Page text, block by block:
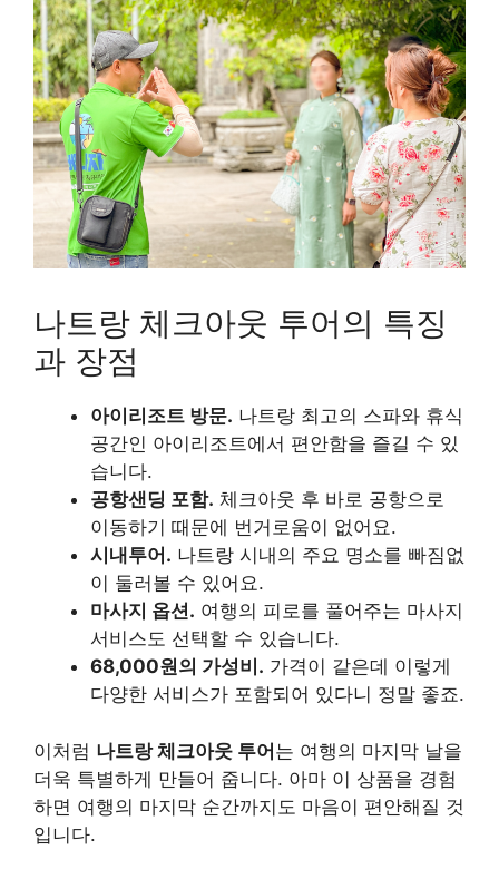
나트랑 체크아웃 투어의 특징
과 장점
아이리조트 방문. 나트랑 최고의 스파와 휴식
공간인 아이리조트에서 편안함을 즐길 수 있
습니다.
공항샌딩 포함. 체크아웃 후 바로 공항으로
이동하기 때문에 번거로움이 없어요.
시내투어. 나트랑 시내의 주요 명소를 빠짐없
이 둘러볼 수 있어요.
마사지 옵션. 여행의 피로를 풀어주는 마사지
서비스도 선택할 수 있습니다.
68,000원의 가성비. 가격이 같은데 이렇게
다양한 서비스가 포함되어 있다니 정말 좋죠.
이처럼 나트랑 체크아웃 투어는 여행의 마지막 날을
더욱 특별하게 만들어 줍니다. 아마 이 상품을 경험
하면 여행의 마지막 순간까지도 마음이 편안해질 것
입니다.